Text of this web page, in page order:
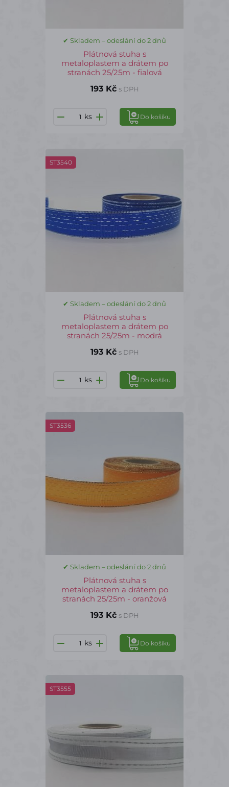
✔ Skladem – odeslání do 2 dnů
Plátnová stuha s
metaloplastem a drátem po
stranách 25/25m - fialová
193 Kč s DPH
ks Do košíku
ST3540
✔ Skladem – odeslání do 2 dnů
Plátnová stuha s
metaloplastem a drátem po
stranách 25/25m - modrá
193 Kč s DPH
ks Do košíku
ST3536
✔ Skladem – odeslání do 2 dnů
Plátnová stuha s
metaloplastem a drátem po
stranách 25/25m - oranžová
193 Kč s DPH
ks Do košíku
ST3555